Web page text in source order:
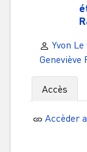
Yvon Le
Geneviève
Accès
Accèder